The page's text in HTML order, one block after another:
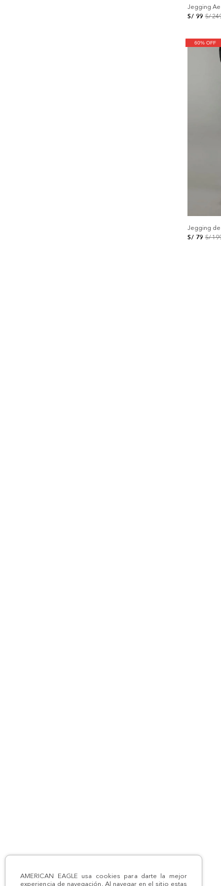
AMERICAN EAGLE usa cookies para darte la mejor
experiencia de navegación. Al navegar en el sitio estas
Jegging
S/ 99 S/
60% OFF
Jegging
S/ 79 S/